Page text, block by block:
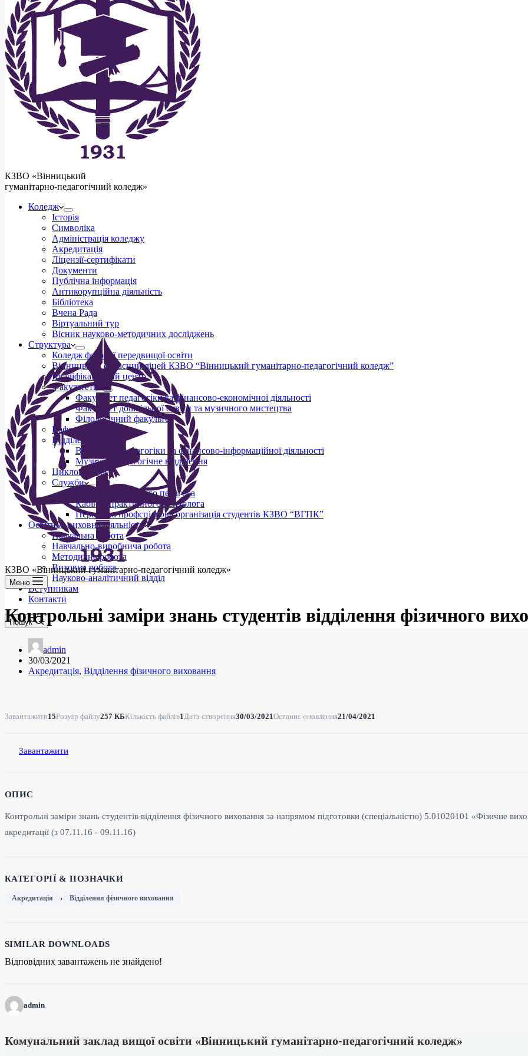
КЗВО «Вінницький
гуманітарно-педагогічний коледж»
Коледж
Історія
Символіка
Адміністрація коледжу
Акредитація
Ліцензії-сертифікати
Документи
Публічна інформація
Антикорупційна діяльність
Бібліотека
Вчена Рада
Віртуальний тур
Вісник науково-методичних досліджень
Структура
Коледж фахової передвищої освіти
Вінницький обласний ліцей КЗВО “Вінницький гуманітарно-педагогічний коледж”
Кваліфікаційний центр
Факультети
Факультет педагогіки та фінансово-економічної діяльності
Факультет дошкільної освіти та музичного мистецтва
Філологічний факультет
Кафедри
Відділення
Відділення педагогіки та фінансово-інформаційної діяльності
Музично-педагогічне відділення
Циклові комісії
Служби
Кабінет соціального педагога
Кабінет практичного психолога
Первинна профспілкова організація студентів КЗВО “ВГПК”
Освітньо-виховна діяльність
Навчальна робота
Навчально-виробнича робота
Методична робота
Виховна робота
Науково-аналітичний відділ
Вступникам
Контакти
Пошук
КЗВО «Вінницький гуманітарно-педагогічний коледж»
Меню
Контрольні заміри знань студентів відділення фізичного
admin
30/03/2021
Акредитація, Відділення фізичного виховання
Завантажити15Розмір файлу257 КБКількість файлів1 Дата створення30/03/2021Останнє оновлення21/04/2021
Завантажити
ОПИС
Контрольні заміри знань студентів відділення фізичного виховання за напрямом підготовки (спеціальністю) 5.01020101 «Фізичне
акредитації (з 07.11.16 - 09.11.16)
КАТЕГОРІЇ & ПОЗНАЧКИ
Акредитація , Відділення фізичного виховання
SIMILAR DOWNLOADS
Відповідних завантажень не знайдено!
admin
Комунальний заклад вищої освіти «Вінницький гуманітарно-педагогічний коледж»